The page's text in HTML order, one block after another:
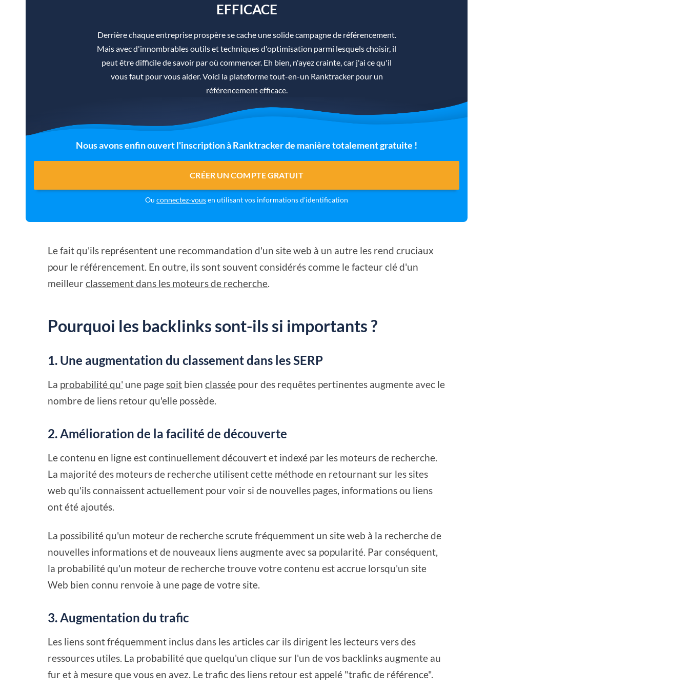
EFFICACE
Derrière chaque entreprise prospère se cache une solide campagne de référencement.
Mais avec d'innombrables outils et techniques d'optimisation parmi lesquels choisir, il
peut être difficile de savoir par où commencer. Eh bien, n'ayez crainte, car j'ai ce qu'il
vous faut pour vous aider. Voici la plateforme tout-en-un Ranktracker pour un
référencement efficace.
Nous avons enfin ouvert l'inscription à Ranktracker de manière totalement gratuite !
CRÉER UN COMPTE GRATUIT
Ou connectez-vousen utilisant vos informations d'identification
Le fait qu'ils représentent une recommandation d'un site web à un autre les rend cruciaux
pour le référencement. En outre, ils sont souvent considérés comme le facteur clé d'un
meilleurclassement dans les moteurs de recherche
Pourquoi les backlinks sont-ils si importants ?
1. Une augmentation du classement dans les SERP
La probabilité qu' une page soit bienclassée pour des requêtes pertinentes augmente avec le
nombre de liens retour qu'elle possède.
2. Amélioration de la facilité de découverte
Le contenu en ligne est continuellement découvert et indexé par les moteurs de recherche.
La majorité des moteurs de recherche utilisent cette méthode en retournant sur les sites
web qu'ils connaissent actuellement pour voir si de nouvelles pages, informations ou liens
ont été ajoutés.
La possibilité qu'un moteur de recherche scrute fréquemment un site web à la recherche de
nouvelles informations et de nouveaux liens augmente avec sa popularité. Par conséquent,
la probabilité qu'un moteur de recherche trouve votre contenu est accrue lorsqu'un site
Web bien connu renvoie à une page de votre site.
3. Augmentation du trafic
Les liens sont fréquemment inclus dans les articles car ils dirigent les lecteurs vers des
ressources utiles. La probabilité que quelqu'un clique sur l'un de vos backlinks augmente au
fur et à mesure que vous en avez. Le trafic des liens retour est appelé "trafic de référence".